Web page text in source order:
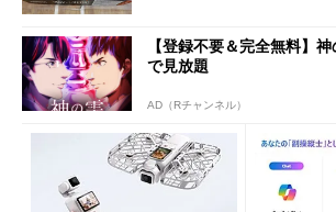
【登録不要＆完全無料】
で見放題
AD（Rチャンネル）